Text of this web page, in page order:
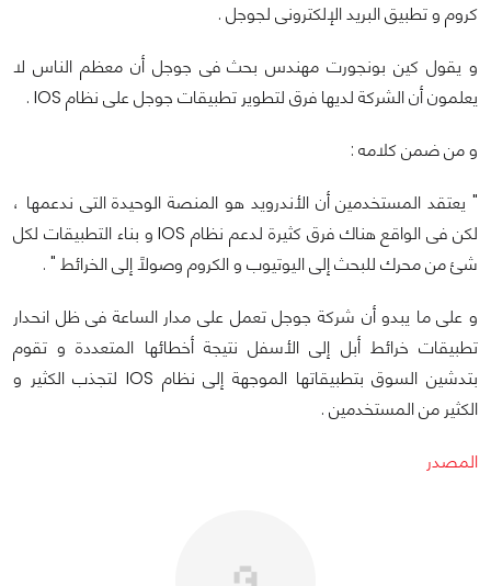
كروم و تطبيق البريد الإلكترونى لجوجل .
و يقول كين بونجورت مهندس بحث فى جوجل أن معظم الناس لا
يعلمون أن الشركة لديها فرق لتطوير تطبيقات جوجل على نظام IOS .
و من ضمن كلامه :
" يعتقد المستخدمين أن الأندرويد هو المنصة الوحيدة التى ندعمها ،
لكن فى الواقع هناك فرق كثيرة لدعم نظام IOS و بناء التطبيقات لكل
شئ من محرك للبحث إلى اليوتيوب و الكروم وصولاً إلى الخرائط " .
و على ما يبدو أن شركة جوجل تعمل على مدار الساعة فى ظل انحدار
تطبيقات خرائط أبل إلى الأسفل نتيجة أخطائها المتعددة و تقوم
بتدشين السوق بتطبيقاتها الموجهة إلى نظام IOS لتجذب الكثير و
الكثير من المستخدمين .
المصدر